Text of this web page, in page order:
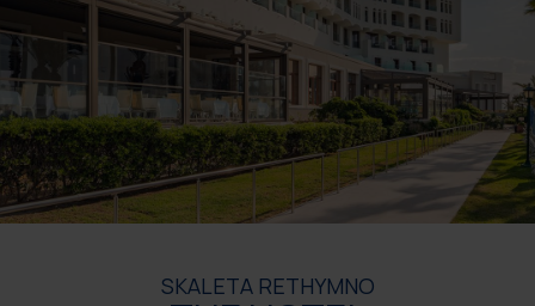
SKALETA RETHYMNO